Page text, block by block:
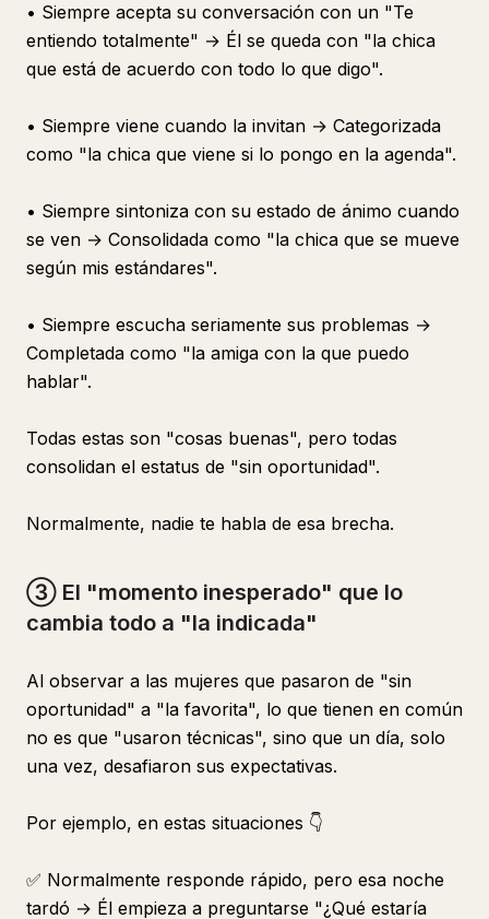
• Siempre acepta su conversación con un "Te
entiendo totalmente" → Él se queda con "la chica
que está de acuerdo con todo lo que digo".
• Siempre viene cuando la invitan → Categorizada
como "la chica que viene si lo pongo en la agenda".
• Siempre sintoniza con su estado de ánimo cuando
se ven → Consolidada como "la chica que se mueve
según mis estándares".
• Siempre escucha seriamente sus problemas →
Completada como "la amiga con la que puedo
hablar".
Todas estas son "cosas buenas", pero todas
consolidan el estatus de "sin oportunidad".
Normalmente, nadie te habla de esa brecha.
③ El "momento inesperado" que lo
cambia todo a "la indicada"
Al observar a las mujeres que pasaron de "sin
oportunidad" a "la favorita", lo que tienen en común
no es que "usaron técnicas", sino que un día, solo
una vez, desafiaron sus expectativas.
Por ejemplo, en estas situaciones 👇
✅ Normalmente responde rápido, pero esa noche
tardó → Él empieza a preguntarse "¿Qué estaría